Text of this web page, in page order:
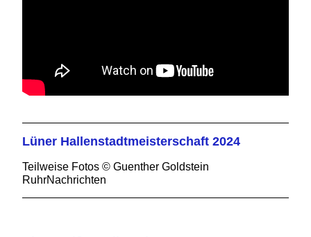
Lüner Hallenstadtmeisterschaft 2024
Teilweise Fotos © Guenther Goldstein
RuhrNachrichten